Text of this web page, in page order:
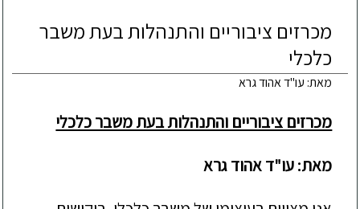
מכרזים ציבוריים והתנהלות בעת משבר
כלכלי
מאת: עו"ד אהוד גרא
מכרזים ציבוריים והתנהלות בעת משבר כלכלי
מאת: עו"ד אהוד גרא